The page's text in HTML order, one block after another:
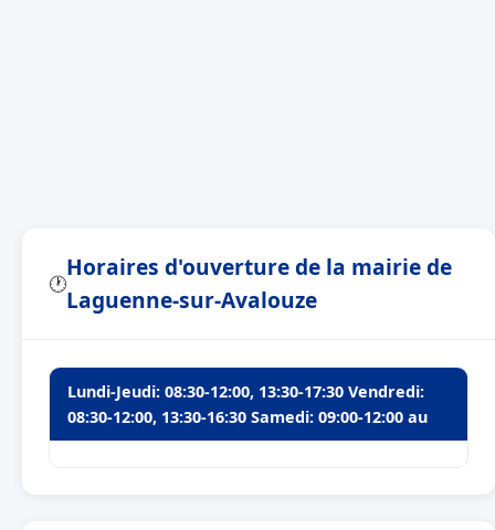
🕐
Horaires d'ouverture de la mairie de
Laguenne-sur-Avalouze
Lundi-Jeudi: 08:30-12:00, 13:30-17:30 Vendredi:
08:30-12:00, 13:30-16:30 Samedi: 09:00-12:00 au